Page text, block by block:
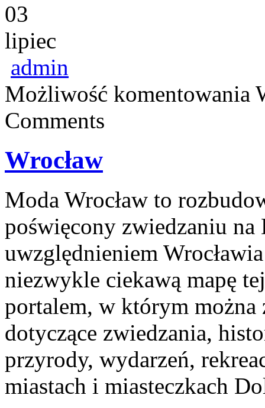
03
lipiec
admin
Możliwość komentowania
Comments
Wrocław
Moda Wrocław to
poświęcony zwiedzaniu
uwzględnieniem
niezwykle ciekawą mapę
portalem, w którym można
dotyczące zwiedzania,
przyrody, wydarzeń,
miastach i miasteczkach